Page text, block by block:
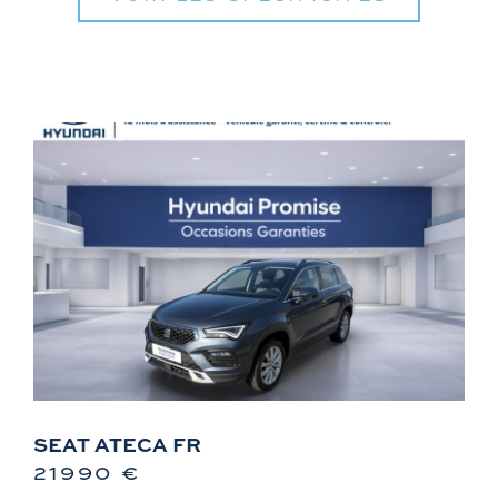
SEAT ATECA FR
21990 €